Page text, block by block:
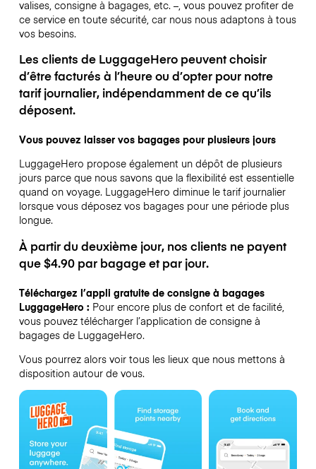
valises, consigne à bagages, etc. –, vous pouvez profiter de
ce service en toute sécurité, car nous nous adaptons à tous
vos besoins.
Les clients de LuggageHero peuvent choisir
d’être facturés à l’heure ou d’opter pour notre
tarif journalier, indépendamment de ce qu’ils
déposent.
Vous pouvez laisser vos bagages pour plusieurs jours
LuggageHero propose également un dépôt de plusieurs
jours parce que nous savons que la flexibilité est essentielle
quand on voyage. LuggageHero diminue le tarif journalier
lorsque vous déposez vos bagages pour une période plus
longue.
À partir du deuxième jour, nos clients ne payent
que $4.90 par bagage et par jour.
Téléchargez l’appli gratuite de consigne à bagages
LuggageHero :Pour encore plus de confort et de facilité,
vous pouvez télécharger l’application de consigne à
bagages de LuggageHero.
Vous pourrez alors voir tous les lieux que nous mettons à
disposition autour de vous.